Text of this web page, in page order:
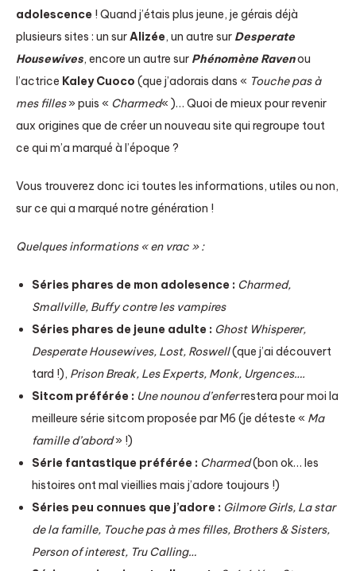
adolescence ! Quand j’étais plus jeune, je gérais déjà
plusieurs sites : un surAlizée, un autre sur Desperate
Housewives, encore un autre sur Phénomène Ravenou
l’actrice Kaley Cuoco (que j’adorais dans « Touche pas à
mes filles» puis « Charmed« )… Quoi de mieux pour revenir
aux origines que de créer un nouveau site qui regroupe tout
ce qui m’a marqué à l’époque ?
Vous trouverez donc ici toutes les informations, utiles ou non,
sur ce qui a marqué notre génération !
Quelques informations « en vrac » :
Séries phares de mon adolesence : Charmed,
Smallville, Buffy contre les vampires
Séries phares de jeune adulte : Ghost Whisperer,
Desperate Housewives, Lost, Roswell(que j’ai découvert
tard !), Prison Break, Les Experts, Monk, Urgences….
Sitcom préférée : Une nounou d’enferrestera pour moi la
meilleure série sitcom proposée par M6 (je déteste « Ma
famille d’abord» !)
Série fantastique préférée : Charmed(bon ok… les
histoires ont mal vieillies mais j’adore toujours !)
Séries peu connues que j’adore : Gilmore Girls, La star
de la famille, Touche pas à mes filles, Brothers & Sisters,
Person of interest, Tru Calling…